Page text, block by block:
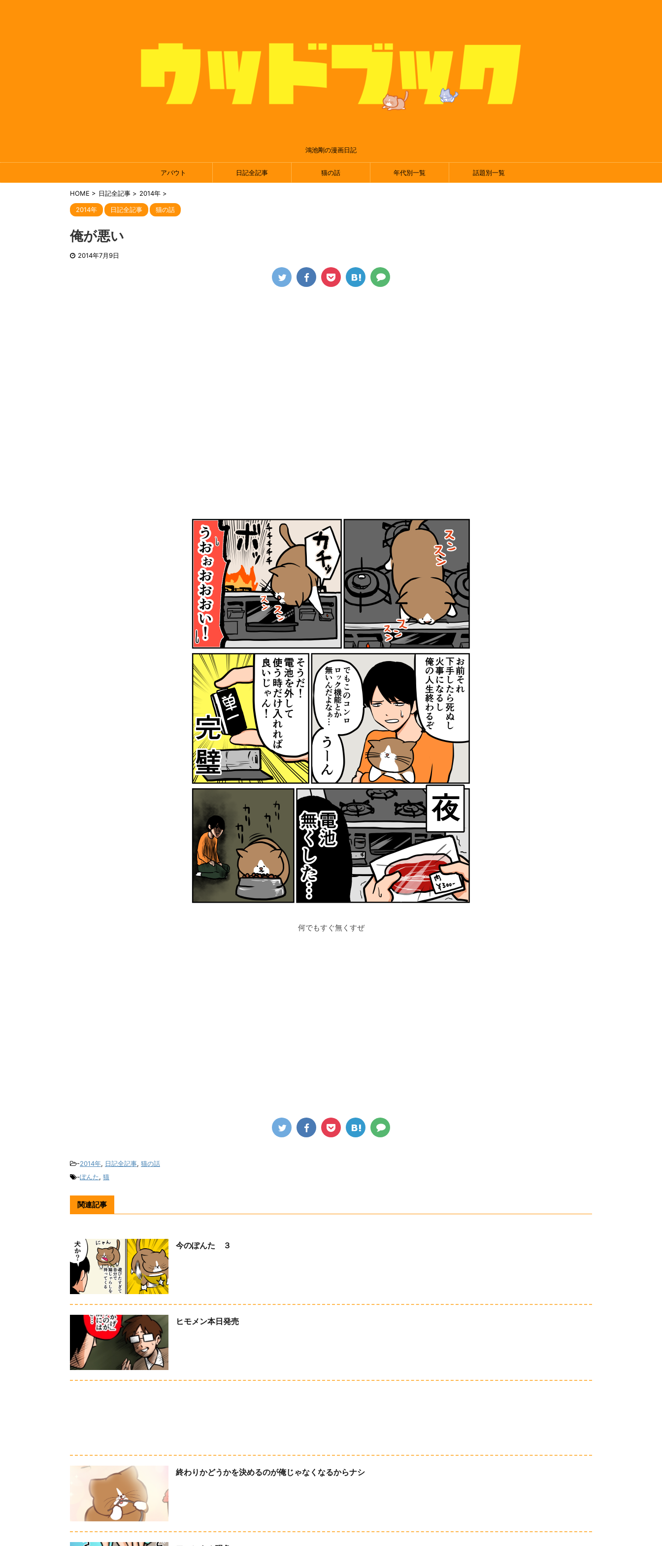
鴻池剛の漫画日記
アバウト 日記全記事 猫の話 年代別一覧 話題別一覧
HOME > 日記全記事 > 2014年 >
2014年 日記全記事 猫の話
俺が悪い
2014年7月9日
何でもすぐ無くすぜ
-2014年, 日記全記事, 猫の話
-ぽんた, 猫
関連記事
今のぽんた ３
ヒモメン本日発売
終わりかどうかを決めるのが俺じゃなくなるからナシ